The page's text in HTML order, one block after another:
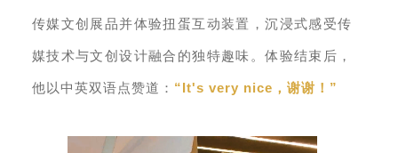
传媒文创展品并体验扭蛋互动装置，沉浸式感受传
媒技术与文创设计融合的独特趣味。体验结束后，
他以中英双语点赞道： “It's very nice ，谢谢！ ”